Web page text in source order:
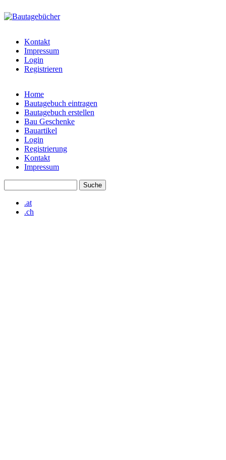
bautagebuch-
liste.de
Kontakt
Impressum
Login
Registrieren
Hauptmenü
Home
Bautagebuch eintragen
Bautagebuch erstellen
Bau Geschenke
Bauartikel
Login
Registrierung
Kontakt
Impressum
.at
.ch